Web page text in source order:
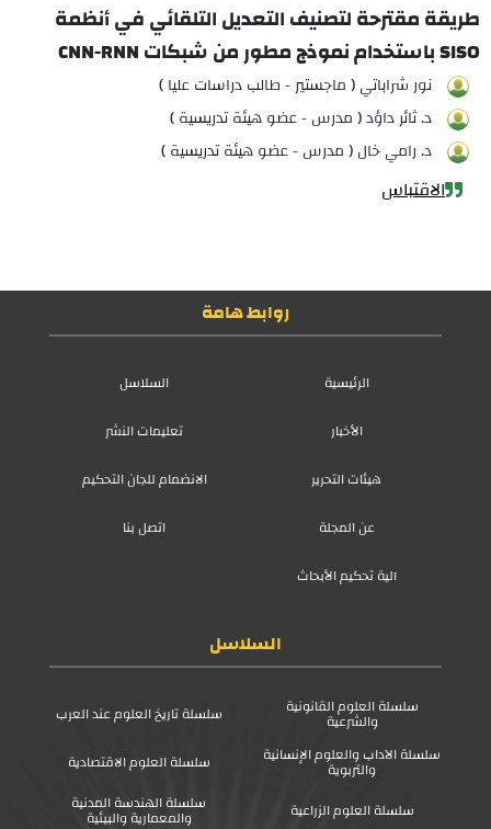
طريقة مقترحة لتصنيف التعديل التلقائي في أنظمة
SISO باستخدام نموذج مطور من شبكات CNN-RNN
نور شراباتي ( ماجستير - طالب دراسات عليا )
د. ثائر داؤد ( مدرس - عضو هيئة تدريسية )
د. رامي خال ( مدرس - عضو هيئة تدريسية )
الاقتباس
روابط هامة
الرئيسية
السلاسل
الأخبار
تعليمات النشر
هيئات التحرير
الانضمام للجان التحكيم
عن المجلة
اتصل بنا
آلية تحكيم الأبحاث
السلاسل
سلسلة العلوم القانونية
والشرعية
سلسلة تاريخ العلوم عند العرب
سلسلة الآداب والعلوم الإنسانية
والتربوية
سلسلة العلوم الاقتصادية
سلسلة العلوم الزراعية
سلسلة الهندسة المدنية
والمعمارية والبيئية